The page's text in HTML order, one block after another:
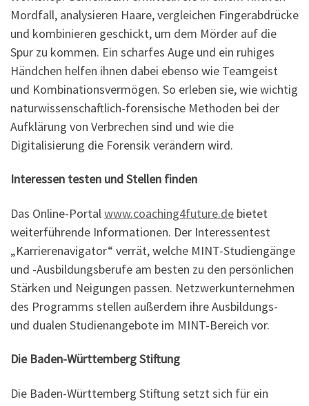
Mordfall, analysieren Haare, vergleichen Fingerabdrücke
und kombinieren geschickt, um dem Mörder auf die
Spur zu kommen. Ein scharfes Auge und ein ruhiges
Händchen helfen ihnen dabei ebenso wie Teamgeist
und Kombinationsvermögen. So erleben sie, wie wichtig
naturwissenschaftlich-forensische Methoden bei der
Aufklärung von Verbrechen sind und wie die
Digitalisierung die Forensik verändern wird.
Interessen testen und Stellen finden
Das Online-Portalwww.coaching4future.de bietet
weiterführende Informationen. Der Interessentest
„Karrierenavigator“ verrät, welche MINT-Studiengänge
und -Ausbildungsberufe am besten zu den persönlichen
Stärken und Neigungen passen. Netzwerkunternehmen
des Programms stellen außerdem ihre Ausbildungs-
und dualen Studienangebote im MINT-Bereich vor.
Die Baden-Württemberg Stiftung
Die Baden-Württemberg Stiftung setzt sich für ein